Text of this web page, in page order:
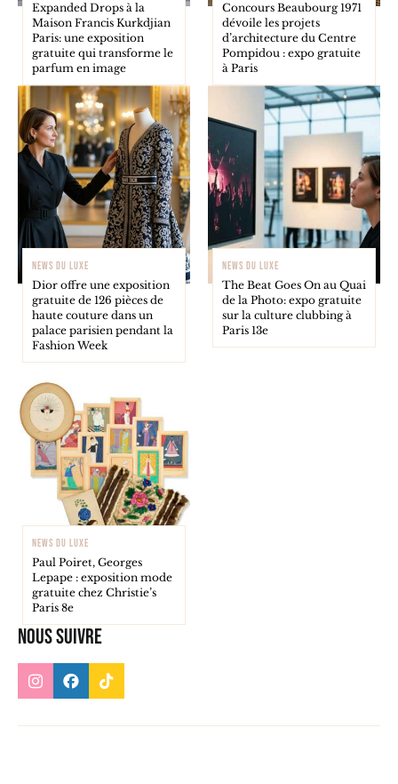
Nous suivre
Expanded Drops à la
Maison Francis Kurkdjian
Paris: une exposition
gratuite qui transforme le
parfum en image
Concours Beaubourg 1971
dévoile les projets
d’architecture du Centre
Pompidou : expo gratuite
à Paris
NEWS DU LUXE
Dior offre une exposition
gratuite de 126 pièces de
haute couture dans un
palace parisien pendant la
Fashion Week
NEWS DU LUXE
The Beat Goes On au Quai
de la Photo: expo gratuite
sur la culture clubbing à
Paris 13e
NEWS DU LUXE
Paul Poiret, Georges
Lepape : exposition mode
gratuite chez Christie’s
Paris 8e